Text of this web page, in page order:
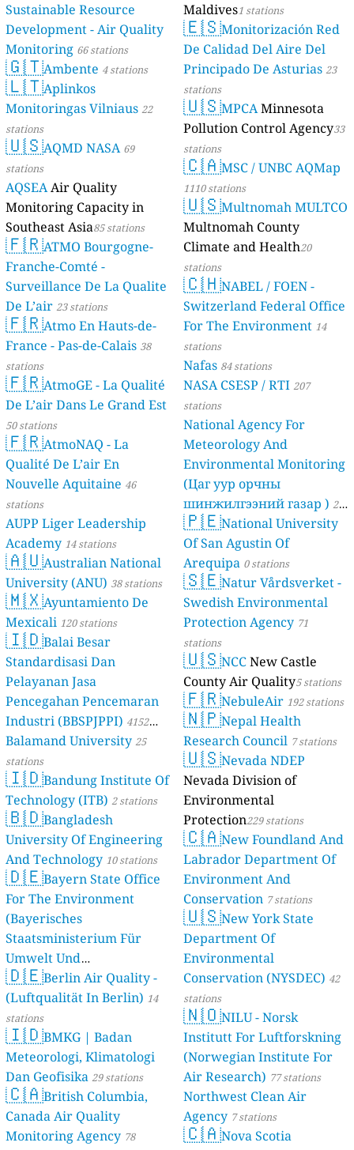
Sustainable Resource
Development - Air Quality
Monitoring 66 stations
🇬🇹Ambente 4 stations
🇱🇹Aplinkos
Monitoringas Vilniaus 22
stations
🇺🇸AQMD NASA 69
stations
AQSEAAir Quality
Monitoring Capacity in
Southeast Asia85 stations
🇫🇷ATMO Bourgogne-
Franche-Comté -
Surveillance De La Qualite
De L’air 23 stations
🇫🇷Atmo En Hauts-de-
France - Pas-de-Calais 38
stations
🇫🇷AtmoGE - La Qualité
De L’air Dans Le Grand Est
50 stations
🇫🇷AtmoNAQ - La
Qualité De L’air En
Nouvelle Aquitaine 46
stations
AUPP Liger Leadership
Academy 14 stations
🇦🇺Australian National
University (ANU) 38 stations
🇲🇽Ayuntamiento De
Mexicali 120 stations
🇮🇩Balai Besar
Standardisasi Dan
Pelayanan Jasa
Pencegahan Pencemaran
Industri (BBSPJPPI) 4152
stations
Balamand University25
stations
🇮🇩Bandung Institute Of
Technology (ITB) 2 stations
🇧🇩Bangladesh
University Of Engineering
And Technology 10 stations
🇩🇪Bayern State Office
For The Environment
(Bayerisches
Staatsministerium Für
Umwelt Und
Verbraucherschutz) - LfU
46 stations
🇩🇪Berlin Air Quality -
(Luftqualität In Berlin) 14
stations
🇮🇩BMKG | Badan
Meteorologi, Klimatologi
Dan Geofisika 29 stations
🇨🇦British Columbia,
Canada Air Quality
Monitoring Agency 78
Maldives1 stations
🇪🇸Monitorización Red
De Calidad Del Aire Del
Principado De Asturias 23
stations
🇺🇸MPCAMinnesota
Pollution Control Agency33
stations
🇨🇦MSC / UNBC AQMap
1110 stations
🇺🇸Multnomah MULTCO
Multnomah County
Climate and Health20
stations
🇨🇭NABEL / FOEN -
Switzerland Federal Office
For The Environment 14
stations
Nafas 84 stations
NASA CSESP / RTI 207
stations
National Agency For
Meteorology And
Environmental Monitoring
(Цаг уур орчны
шинжилгээний газар ) 21
stations
🇵🇪National University
Of San Agustin Of
Arequipa 0 stations
🇸🇪Natur Vårdsverket -
Swedish Environmental
Protection Agency 71
stations
🇺🇸NCCNew Castle
County Air Quality5 stations
🇫🇷NebuleAir 192 stations
🇳🇵Nepal Health
Research Council 7 stations
🇺🇸Nevada NDEP
Nevada Division of
Environmental
Protection229 stations
🇨🇦New Foundland And
Labrador Department Of
Environment And
Conservation 7 stations
🇺🇸New York State
Department Of
Environmental
Conservation (NYSDEC) 42
stations
🇳🇴NILU - Norsk
Institutt For Luftforskning
(Norwegian Institute For
Air Research) 77 stations
Northwest Clean Air
Agency 7 stations
🇨🇦Nova Scotia